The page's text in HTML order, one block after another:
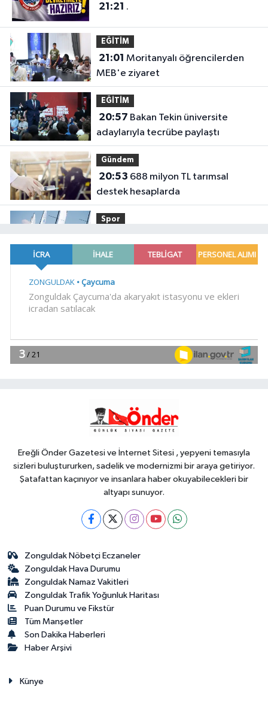
21:21 .
EĞİTİM
21:01
MEB'e ziyaret
EĞİTİM
20:57
adaylarıyla tecrübe paylaştı
Gündem
20:53
destek hesaplarda
Spor
mücadelesi ilk günde nefes kesti
18:55Bursa'da tarihi eser
18:45
girişimcilere yeni kapılar açıyor
Ereğli Önder Gazetesi ve İnternet Sitesi , yepyeni temasıyla
sizleri buluştururken, sadelik ve modernizmi bir araya getiriyor.
Şatafattan kaçınıyor ve insanlara haber okuyabilecekleri bir
altyapı sunuyor.
Zonguldak Nöbetçi Eczaneler
Zonguldak Hava Durumu
Zonguldak Namaz Vakitleri
Zonguldak Trafik Yoğunluk Haritası
Puan Durumu ve Fikstür
Tüm Manşetler
Son Dakika Haberleri
Haber Arşivi
Künye